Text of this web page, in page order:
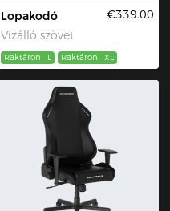
Lopakodó
Vízálló szövet
€339.00
Raktáron L Raktáron XL